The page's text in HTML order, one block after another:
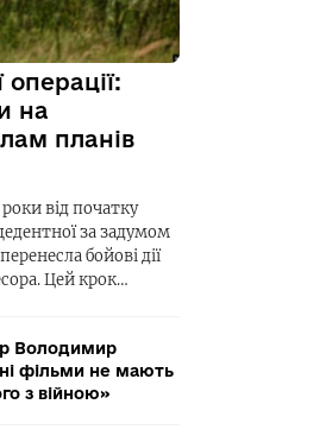
на
планів
від початку
за задумом
бойові дії
Цей крок…
Володимир
фільми не мають
з війною»